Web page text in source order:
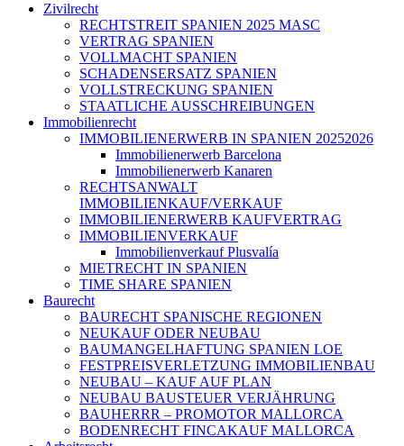
Zivilrecht
RECHTSTREIT SPANIEN 2025 MASC
VERTRAG SPANIEN
VOLLMACHT SPANIEN
SCHADENSERSATZ SPANIEN
VOLLSTRECKUNG SPANIEN
STAATLICHE AUSSCHREIBUNGEN
Immobilienrecht
IMMOBILIENERWERB IN SPANIEN 20252026
Immobilienerwerb Barcelona
Immobilienerwerb Kanaren
RECHTSANWALT
IMMOBILIENKAUF/VERKAUF
IMMOBILIENERWERB KAUFVERTRAG
IMMOBILIENVERKAUF
Immobilienverkauf Plusvalía
MIETRECHT IN SPANIEN
TIME SHARE SPANIEN
Baurecht
BAURECHT SPANISCHE REGIONEN
NEUKAUF ODER NEUBAU
BAUMANGELHAFTUNG SPANIEN LOE
FESTPREISVERLETZUNG IMMOBILIENBAU
NEUBAU – KAUF AUF PLAN
NEUBAU BAUSTEUER VERJÄHRUNG
BAUHERRR – PROMOTOR MALLORCA
BODENRECHT FINCAKAUF MALLORCA